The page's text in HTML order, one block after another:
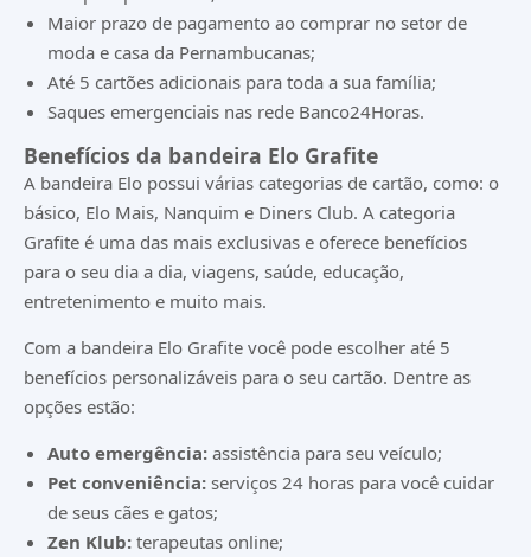
Maior prazo de pagamento ao comprar no setor de
moda e casa da Pernambucanas;
Até 5 cartões adicionais para toda a sua família;
Saques emergenciais nas rede Banco24Horas.
Benefícios da bandeira Elo Grafite
A bandeira Elo possui várias categorias de cartão, como: o
básico, Elo Mais, Nanquim e Diners Club. A categoria
Grafite é uma das mais exclusivas e oferece benefícios
para o seu dia a dia, viagens, saúde, educação,
entretenimento e muito mais.
Com a bandeira Elo Grafite você pode escolher até 5
benefícios personalizáveis para o seu cartão. Dentre as
opções estão:
Auto emergência: assistência para seu veículo;
Pet conveniência: serviços 24 horas para você cuidar
de seus cães e gatos;
Zen Klub: terapeutas online;